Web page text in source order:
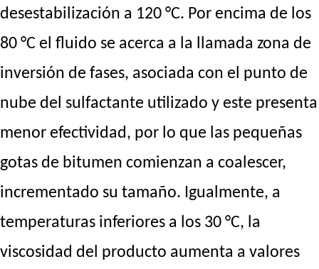
desestabilización a 120 °C. Por encima de los
80 °C el fluido se acerca a la llamada zona de
inversión de fases, asociada con el punto de
nube del sulfactante utilizado y este presenta
menor efectividad, por lo que las pequeñas
gotas de bitumen comienzan a coalescer,
incrementado su tamaño. Igualmente, a
temperaturas inferiores a los 30 °C, la
viscosidad del producto aumenta a valores